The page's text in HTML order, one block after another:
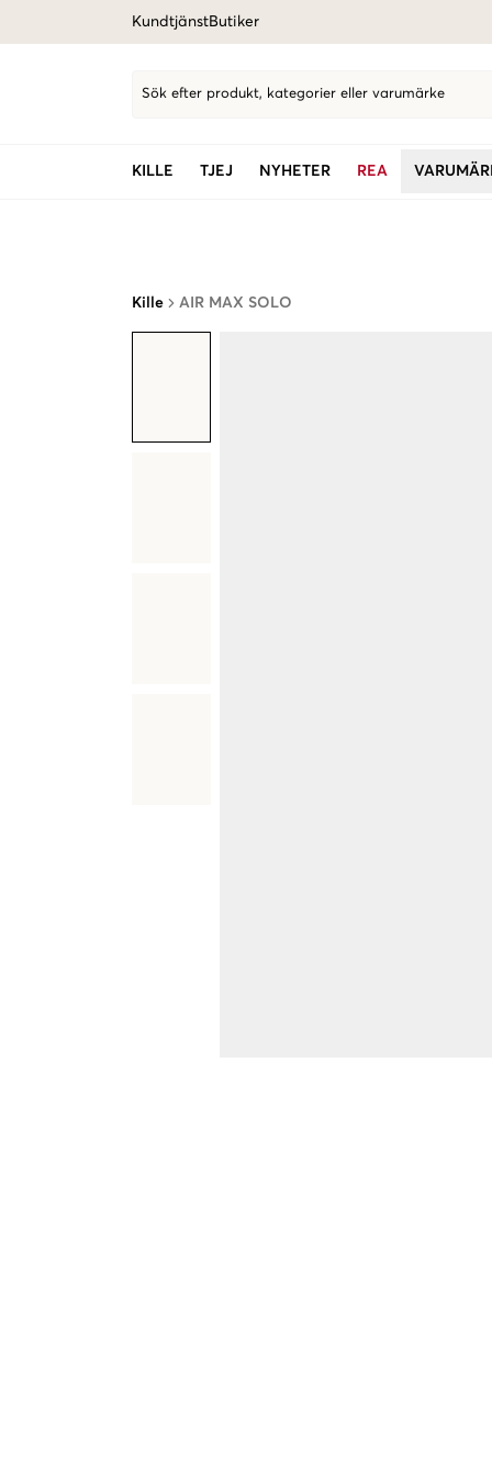
KundtjänstButiker
Sök efter produkt, kategorier eller varumärke
KILLE TJEJ NYHETER REA
Kille AIR MAX SOLO